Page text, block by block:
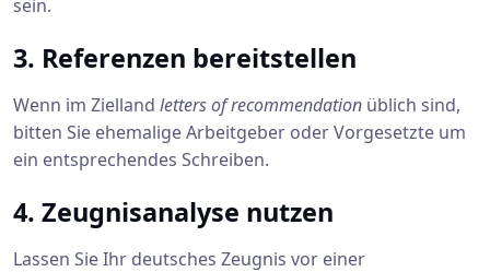
sein.
3. Referenzen bereitstellen
Wenn im Zielland letters of recommendation üblich sind,
bitten Sie ehemalige Arbeitgeber oder Vorgesetzte um
ein entsprechendes Schreiben.
4. Zeugnisanalyse nutzen
Lassen Sie Ihr deutsches Zeugnis vor einer